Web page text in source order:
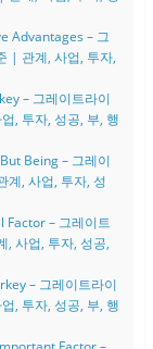
Advantages – 그
| 관계, 사업, 투자,
– 그레이트라이
, 투자, 성공, 부, 행
Being – 그레이
계, 사업, 투자, 성
Factor – 그레이트
, 사업, 투자, 성공,
– 그레이트라이
, 투자, 성공, 부, 행